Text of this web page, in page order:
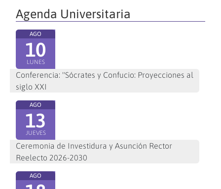
Agenda Universitaria
AGO
10
LUNES
Conferencia: "Sócrates y Confucio: Proyecciones al
siglo XXI
AGO
13
JUEVES
Ceremonia de Investidura y Asunción Rector
Reelecto 2026-2030
AGO